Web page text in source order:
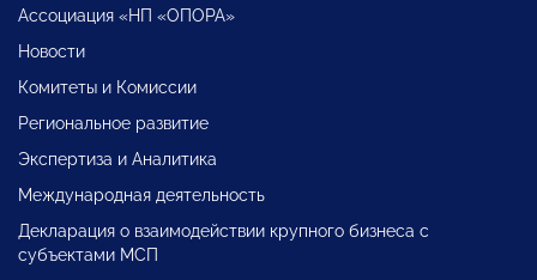
Ассоциация «НП «ОПОРА»
Новости
Комитеты и Комиссии
Региональное развитие
Экспертиза и Аналитика
Международная деятельность
Декларация о взаимодействии крупного бизнеса с
субъектами МСП